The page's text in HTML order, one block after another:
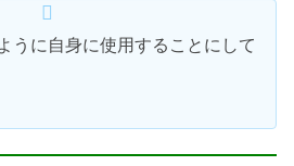
うに自身に使用することにして